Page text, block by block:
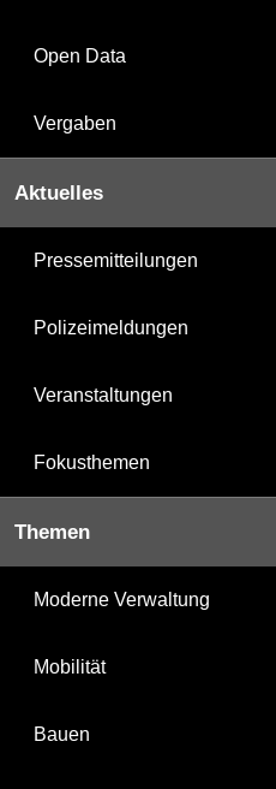
Open Data
Vergaben
Aktuelles
Pressemitteilungen
Polizeimeldungen
Veranstaltungen
Fokusthemen
Themen
Moderne Verwaltung
Mobilität
Bauen